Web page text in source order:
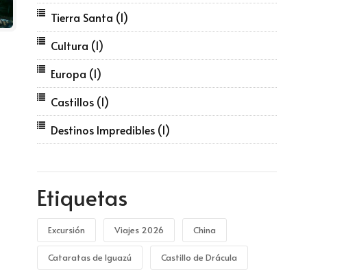
Tierra Santa (1)
Cultura (1)
Europa (1)
Castillos (1)
Destinos Impredibles (1)
Etiquetas
Excursión Viajes 2026 China
Cataratas de Iguazú Castillo de Drácula